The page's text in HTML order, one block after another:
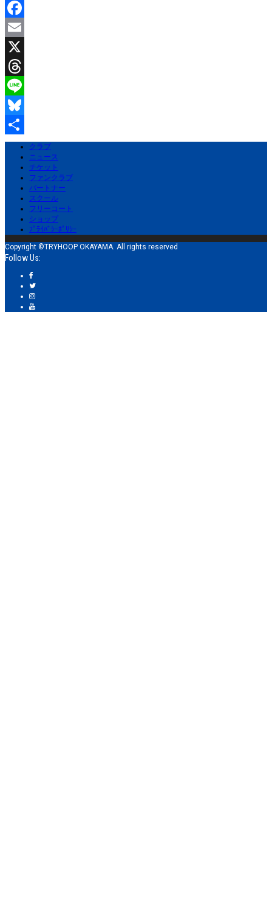
有
Facebook
Email
X
Threads
Line
Bluesky
共
クラブ
ニュース
チケット
ファンクラブ
パートナー
スクール
フリーコート
ショップ
ﾌﾟﾗｲﾊﾞｼｰﾎﾟﾘｼｰ
Copyright ©TRYHOOP OKAYAMA. All rights reserved
Follow Us: